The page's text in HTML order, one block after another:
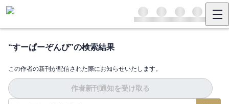
“すーぱーぞんび”の検索結果
この作者の新刊が配信された際にお知らせいたします。
作者新刊通知を受け取る